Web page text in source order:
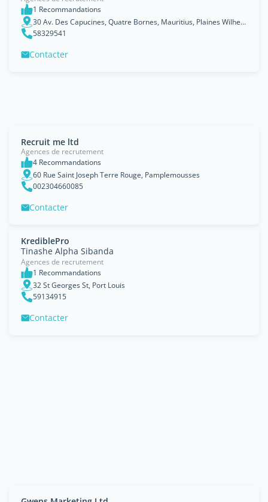
1 Recommandations
30 Av. Des Capucines, Quatre Bornes, Mauritius, Plaines Wilhems
58329541
Contacter
Recruit me ltd
Agences de recrutement
4 Recommandations
60 Rue Saint Joseph Terre Rouge, Pamplemousses
002304660085
Contacter
KrediblePro
Tinashe Alpha Sibanda
Agences de recrutement
1 Recommandations
32 St Georges St, Port Louis
59134915
Contacter